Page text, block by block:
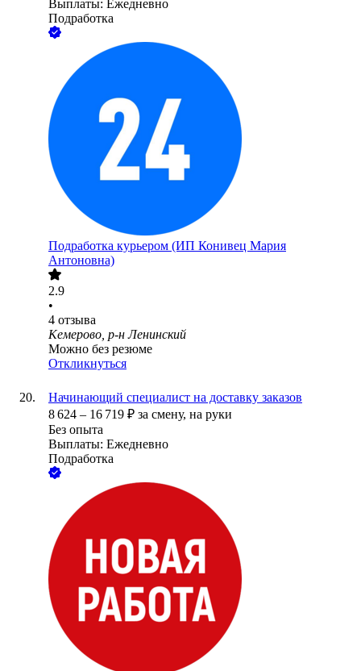
Выплаты: Ежедневно
Подработка
Подработка курьером (ИП Конивец Мария
Антоновна)
2.9
•
4 отзыва
Кемерово, р-н Ленинский
Можно без резюме
Откликнуться
Начинающий специалист на доставку заказов
8 624 – 16 719 ₽ за смену, на руки
Без опыта
Выплаты: Ежедневно
Подработка